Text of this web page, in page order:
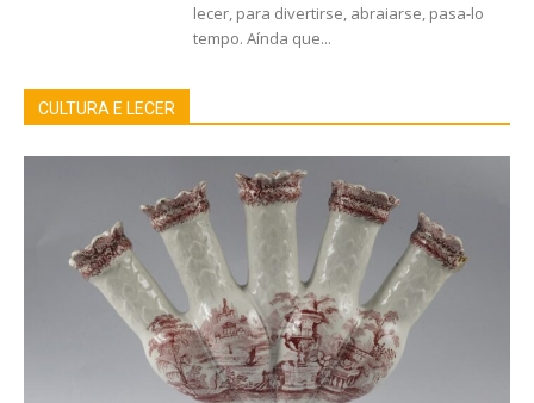
lecer, para divertirse, abraiarse, pasa-lo
tempo. Aínda que...
CULTURA E LECER